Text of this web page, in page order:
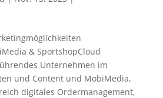
& SportshopCloud
Unternehmen im
und Content und MobiMedia,
digitales Ordermanagement,